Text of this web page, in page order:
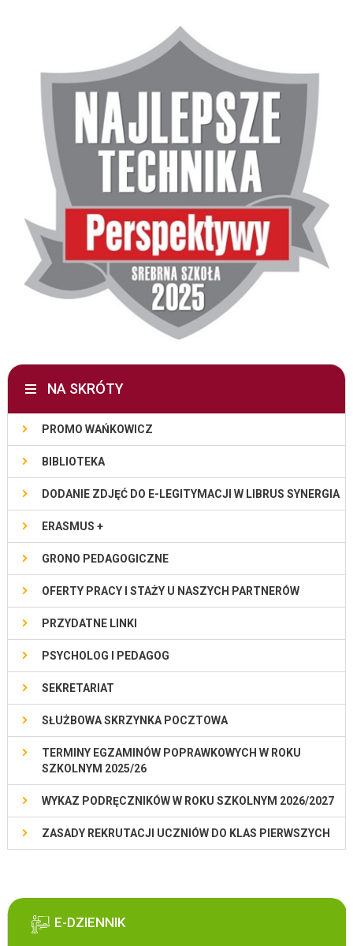
NA SKRÓTY
PROMO WAŃKOWICZ
BIBLIOTEKA
DODANIE ZDJĘĆ DO E-LEGITYMACJI W LIBRUS SYNERGIA
ERASMUS +
GRONO PEDAGOGICZNE
OFERTY PRACY I STAŻY U NASZYCH PARTNERÓW
PRZYDATNE LINKI
PSYCHOLOG I PEDAGOG
SEKRETARIAT
SŁUŻBOWA SKRZYNKA POCZTOWA
TERMINY EGZAMINÓW POPRAWKOWYCH W ROKU
SZKOLNYM 2025/26
WYKAZ PODRĘCZNIKÓW W ROKU SZKOLNYM 2026/2027
ZASADY REKRUTACJI UCZNIÓW DO KLAS PIERWSZYCH
E-DZIENNIK